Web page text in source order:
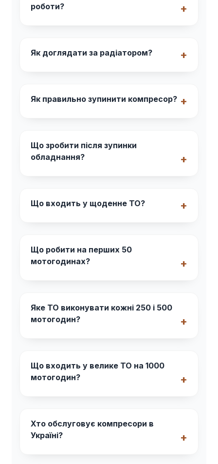
роботи?
Як доглядати за радіатором?
Як правильно зупинити компресор?
Що зробити після зупинки
обладнання?
Що входить у щоденне ТО?
Що робити на перших 50
мотогодинах?
Яке ТО виконувати кожні 250 і 500
мотогодин?
Що входить у велике ТО на 1000
мотогодин?
Хто обслуговує компресори в
Україні?